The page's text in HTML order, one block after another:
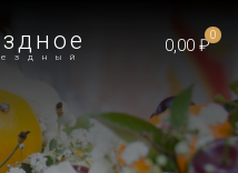
0
0,00 ₽